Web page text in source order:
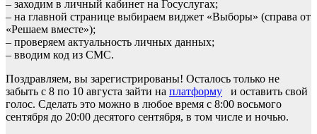
– заходим в личный кабинет на Госуслугах;
– на главной странице выбираем виджет «Выборы» (справа от
«Решаем вместе»);
– проверяем актуальность личных данных;
– вводим код из СМС.
Поздравляем, вы зарегистрированы! Осталось только не
забыть с 8 по 10 августа зайти на платформу и оставить свой
голос. Сделать это можно в любое время с 8:00 восьмого
сентября до 20:00 десятого сентября, в том числе и ночью.